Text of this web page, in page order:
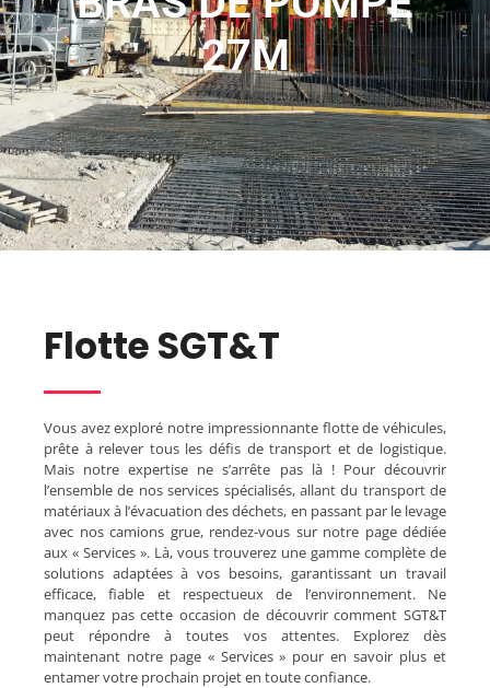
27M
Flotte SGT&T
Vous avez exploré notre impressionnante flotte de véhicules,
prête à relever tous les défis de transport et de logistique.
Mais notre expertise ne s’arrête pas là ! Pour découvrir
l’ensemble de nos services spécialisés, allant du transport de
matériaux à l’évacuation des déchets, en passant par le levage
avec nos camions grue, rendez-vous sur notre page dédiée
aux « Services ». Là, vous trouverez une gamme complète de
solutions adaptées à vos besoins, garantissant un travail
efficace, fiable et respectueux de l’environnement. Ne
manquez pas cette occasion de découvrir comment SGT&T
peut répondre à toutes vos attentes. Explorez dès
maintenant notre page « Services » pour en savoir plus et
entamer votre prochain projet en toute confiance.